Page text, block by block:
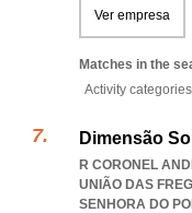
Ver empresa
Matches in the
Activity
Dimensão
R CORONEL
UNIÃO DAS
SENHORA DO